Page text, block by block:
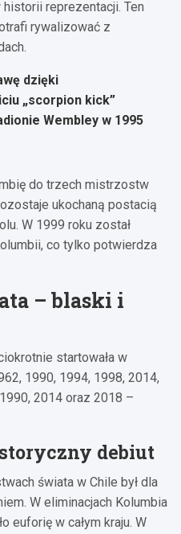
reprezentacji. Ten
rywalizować z
dzięki
„scorpion kick”
Wembley w 1995
do trzech mistrzostw
ukochaną postacią
W 1999 roku został
co tylko potwierdza
– blaski i
startowała w
1990, 1994, 1998, 2014,
2014 oraz 2018 –
debiut
świata w Chile był dla
W eliminacjach Kolumbia
euforię w całym kraju. W